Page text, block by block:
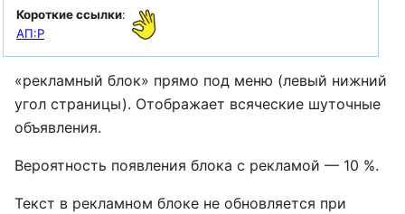
Короткие ссылки:
АП:Р
«рекламный блок» прямо под меню (левый нижний
угол страницы). Отображает всяческие шуточные
объявления.
Вероятность появления блока с рекламой — 10 %.
Текст в рекламном блоке не обновляется при